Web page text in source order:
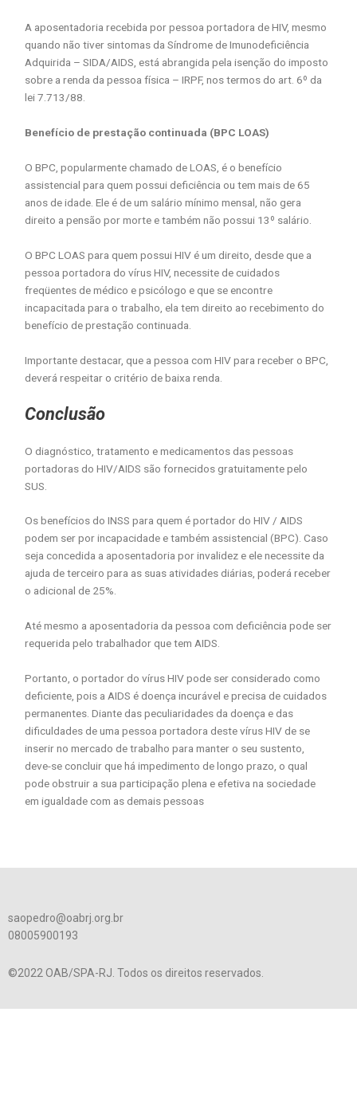
A aposentadoria recebida por pessoa portadora de HIV, mesmo
quando não tiver sintomas da Síndrome de Imunodeficiência
Adquirida – SIDA/AIDS, está abrangida pela isenção do imposto
sobre a renda da pessoa física – IRPF, nos termos do art. 6º da
lei 7.713/88.
Benefício de prestação continuada (BPC LOAS)
O BPC, popularmente chamado de LOAS, é o benefício
assistencial para quem possui deficiência ou tem mais de 65
anos de idade. Ele é de um salário mínimo mensal, não gera
direito a pensão por morte e também não possui 13º salário.
O BPC LOAS para quem possui HIV é um direito, desde que a
pessoa portadora do vírus HIV, necessite de cuidados
freqüentes de médico e psicólogo e que se encontre
incapacitada para o trabalho, ela tem direito ao recebimento do
benefício de prestação continuada.
Importante destacar, que a pessoa com HIV para receber o BPC,
deverá respeitar o critério de baixa renda.
Conclusão
O diagnóstico, tratamento e medicamentos das pessoas
portadoras do HIV/AIDS são fornecidos gratuitamente pelo
SUS.
Os benefícios do INSS para quem é portador do HIV / AIDS
podem ser por incapacidade e também assistencial (BPC). Caso
seja concedida a aposentadoria por invalidez e ele necessite da
ajuda de terceiro para as suas atividades diárias, poderá receber
o adicional de 25%.
Até mesmo a aposentadoria da pessoa com deficiência pode ser
requerida pelo trabalhador que tem AIDS.
Portanto, o portador do vírus HIV pode ser considerado como
deficiente, pois a AIDS é doença incurável e precisa de cuidados
permanentes. Diante das peculiaridades da doença e das
dificuldades de uma pessoa portadora deste vírus HIV de se
inserir no mercado de trabalho para manter o seu sustento,
deve-se concluir que há impedimento de longo prazo, o qual
pode obstruir a sua participação plena e efetiva na sociedade
em igualdade com as demais pessoas
saopedro@oabrj.org.br
08005900193
©2022 OAB/SPA-RJ. Todos os direitos reservados.